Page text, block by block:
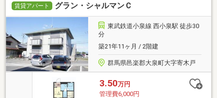
賃貸アパート グラン・シャルマンＣ
東武鉄道小泉線 西小泉駅 徒歩30
分
築21年11ヶ月 / 2階建
群馬県邑楽郡大泉町大字寄木戸
3.50万円
管理費6,000円